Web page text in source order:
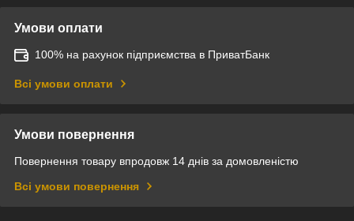
Умови оплати
100% на рахунок підприємства в ПриватБанк
Всі умови оплати
Умови повернення
Повернення товару впродовж 14 днів за домовленістю
Всі умови повернення